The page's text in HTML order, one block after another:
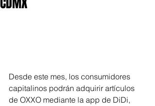
Desde este mes, los consumidores
capitalinos podrán adquirir artículos
de OXXO mediante la app de DiDi,